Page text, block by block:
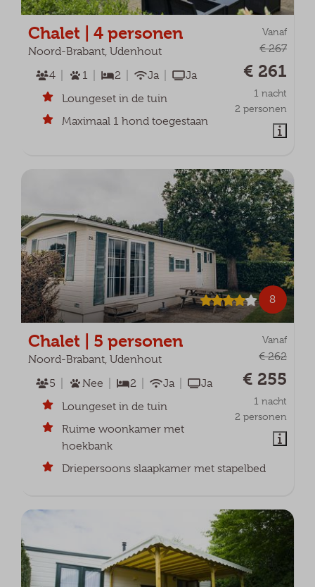
Vanaf
€ 267
€ 261
1 nacht
2 personen
Chalet | 4 personen
Noord-Brabant, Udenhout
4
1 2 Ja
Ja
Loungeset in de tuin
Maximaal 1 hond toegestaan
8
Vanaf
€ 262
€ 255
1 nacht
2 personen
Chalet | 5 personen
Noord-Brabant, Udenhout
5
Nee 2 Ja
Ja
Loungeset in de tuin
Ruime woonkamer met
hoekbank
Driepersoons slaapkamer met stapelbed